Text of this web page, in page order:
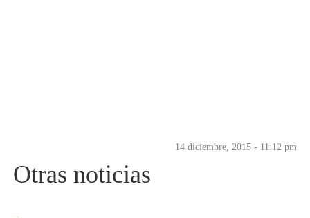
14 diciembre, 2015 - 11:12 pm
Otras noticias